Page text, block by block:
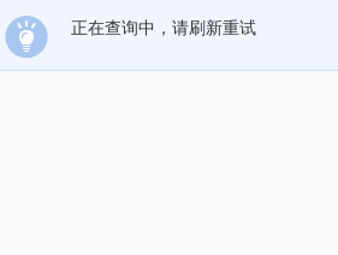
正在查询中，请刷新重试